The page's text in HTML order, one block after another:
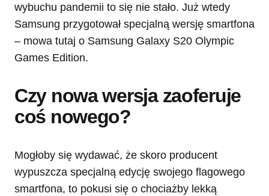
wybuchu pandemii to się nie stało. Już wtedy
Samsung przygotował specjalną wersję smartfona
– mowa tutaj o Samsung Galaxy S20 Olympic
Games Edition.
Czy nowa wersja zaoferuje
coś nowego?
Mogłoby się wydawać, że skoro producent
wypuszcza specjalną edycję swojego flagowego
smartfona, to pokusi się o chociażby lekką